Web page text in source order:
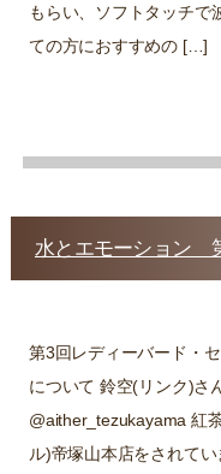
もらい、ソフトタッチ
ての方におすすめの […]
水とエモーション
第3回レディーバード・
について 鈴空(リンク)さ
@aither_tezukayama 紅
ル)帝塚山本店をされて